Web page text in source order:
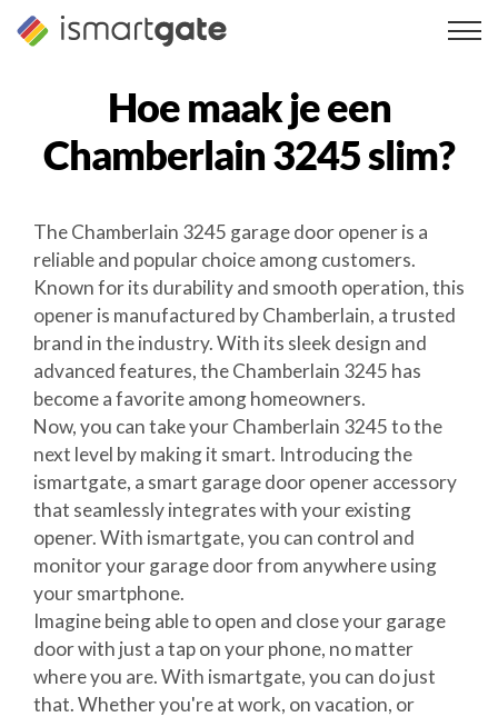
Overslaan
naar
Hoe maak je een
Chamberlain 3245slim?
The Chamberlain 3245 garage door opener is a
reliable and popular choice among customers.
Known for its durability and smooth operation, this
opener is manufactured by Chamberlain, a trusted
brand in the industry. With its sleek design and
advanced features, the Chamberlain 3245 has
become a favorite among homeowners.
Now, you can take your Chamberlain 3245 to the
next level by making it smart. Introducing the
ismartgate, a smart garage door opener accessory
that seamlessly integrates with your existing
opener. With ismartgate, you can control and
monitor your garage door from anywhere using
your smartphone.
Imagine being able to open and close your garage
door with just a tap on your phone, no matter
where you are. With ismartgate, you can do just
that. Whether you're at work, on vacation, or